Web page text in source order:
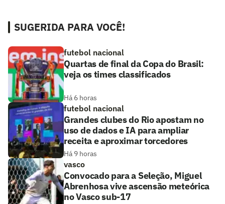
SUGERIDA PARA VOCÊ!
futebol nacional
Quartas de final da Copa do Brasil:
veja os times classificados
Há 6 horas
futebol nacional
Grandes clubes do Rio apostam no
uso de dados e IA para ampliar
receita e aproximar torcedores
Há 9 horas
vasco
Convocado para a Seleção, Miguel
Abrenhosa vive ascensão meteórica
no Vasco sub-17